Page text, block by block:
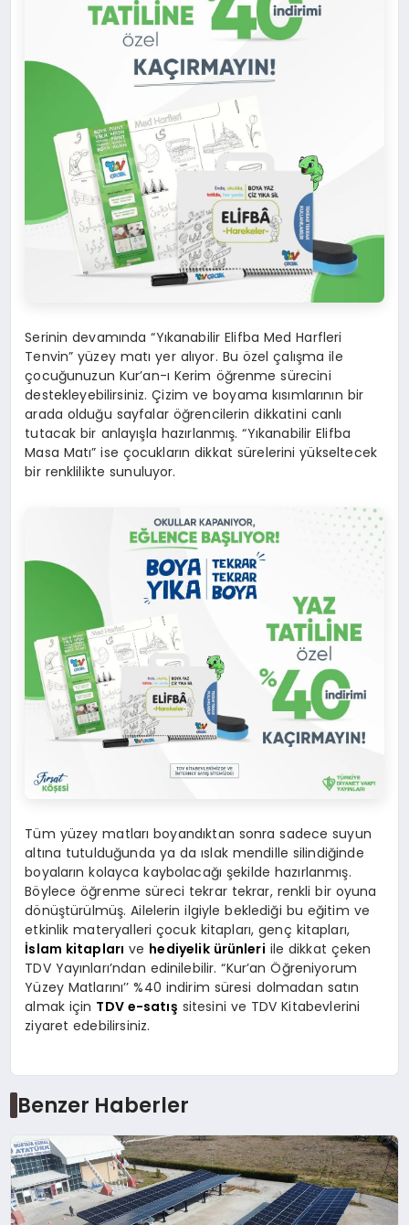
Serinin devamında “Yıkanabilir Elifba Med Harfleri
Tenvin” yüzey matı yer alıyor. Bu özel çalışma ile
çocuğunuzun Kur’an-ı Kerim öğrenme sürecini
destekleyebilirsiniz. Çizim ve boyama kısımlarının bir
arada olduğu sayfalar öğrencilerin dikkatini canlı
tutacak bir anlayışla hazırlanmış. “Yıkanabilir Elifba
Masa Matı” ise çocukların dikkat sürelerini yükseltecek
bir renklilikte sunuluyor.
Tüm yüzey matları boyandıktan sonra sadece suyun
altına tutulduğunda ya da ıslak mendille silindiğinde
boyaların kolayca kaybolacağı şekilde hazırlanmış.
Böylece öğrenme süreci tekrar tekrar, renkli bir oyuna
dönüştürülmüş. Ailelerin ilgiyle beklediği bu eğitim ve
etkinlik materyalleri çocuk kitapları, genç kitapları,
İslam kitapları ve hediyelik ürünleri ile dikkat çeken
TDV Yayınları’ndan edinilebilir. “Kur’an Öğreniyorum
Yüzey Matlarını’’ %40 indirim süresi dolmadan satın
almak için TDV e-satış sitesini ve TDV Kitabevlerini
ziyaret edebilirsiniz.
Benzer Haberler